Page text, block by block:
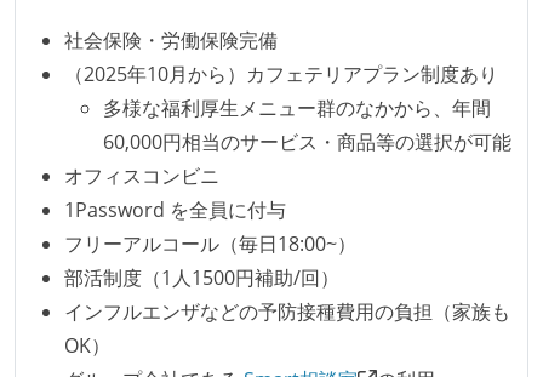
る
機能の実装と同時にテストコードを記述している
想定される複数環境での品質チェックを義務づけてい
アジャイル実践状況
1ヶ月以下の短い期間でのイテレーション開発を実践
している
デイリーでスタンドアップミーティング、またはそれ
に準じるチーム内の打ち合わせを行っている
社会保険・労働保険完備
（2025年10月から）カフェテリアプラン制度あり
多様な福利厚生メニュー群のなかから、年間
60,000円相当のサービス・商品等の選択が可能
オフィスコンビニ
1Password を全員に付与
フリーアルコール（毎日18:00~）
部活制度（1人1500円補助/回）
インフルエンザなどの予防接種費用の負担（家族も
OK）